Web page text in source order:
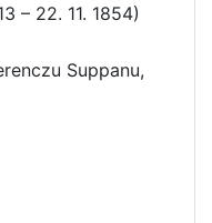
– 22. 11. 1854)
Suppanu,